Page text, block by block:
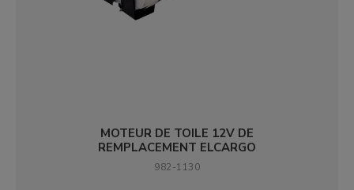
MOTEUR DE TOILE 12V DE
REMPLACEMENT ELCARGO
982-1130